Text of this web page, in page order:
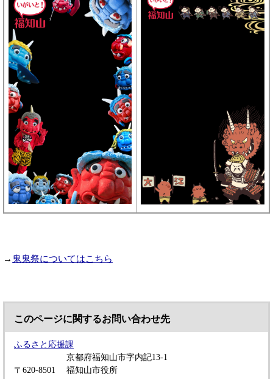
→ 鬼鬼祭についてはこちら
このページに関するお問い合わせ先
ふるさと応援課
〒620-8501
京都府福知山市字内記13-1
福知山市役所